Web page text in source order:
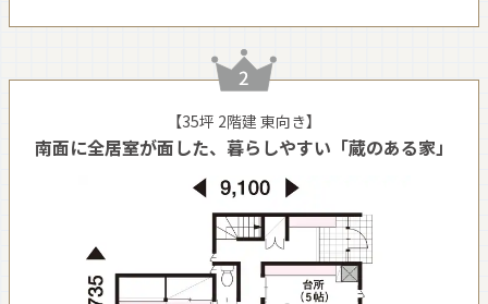
【35坪 2階建 東向き】
南面に全居室が面した、暮らしやすい「蔵のある家」